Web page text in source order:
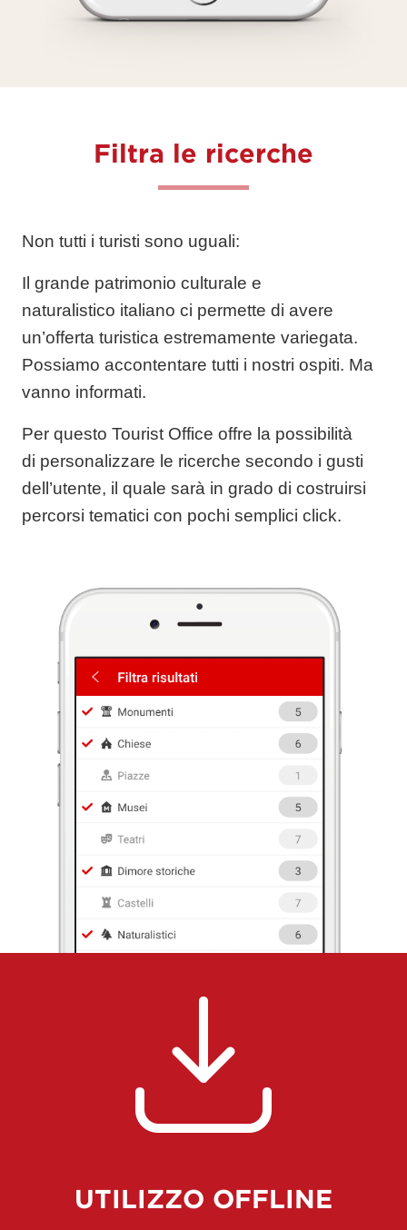
Filtra le ricerche
Non tutti i turisti sono uguali:
Il grande patrimonio culturale e
naturalistico italiano ci permette di avere
un’offerta turistica estremamente variegata.
Possiamo accontentare tutti i nostri ospiti. Ma
vanno informati.
Per questo Tourist Office offre la possibilità
di personalizzare le ricerche secondo i gusti
dell’utente, il quale sarà in grado di costruirsi
percorsi tematici con pochi semplici click.
UTILIZZO OFFLINE